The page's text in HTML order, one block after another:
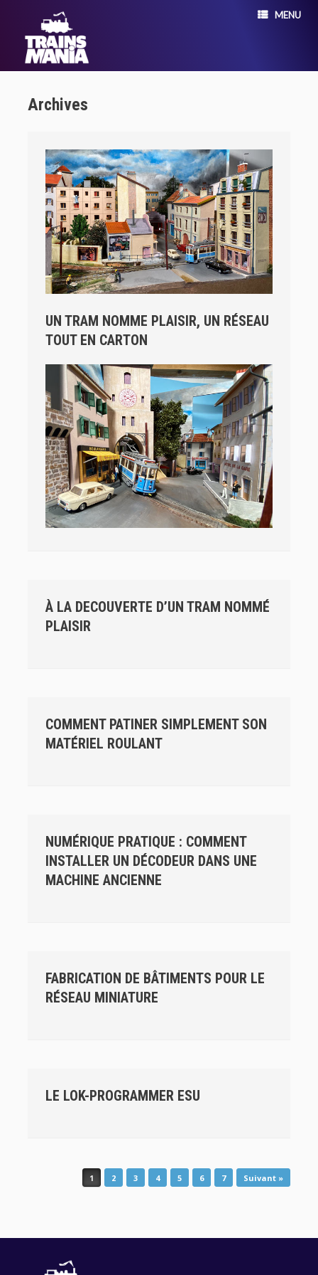
MENU
Archives
UN TRAM NOMME PLAISIR, UN RÉSEAU
TOUT EN CARTON
À LA DECOUVERTE D’UN TRAM NOMMÉ
PLAISIR
COMMENT PATINER SIMPLEMENT SON
MATÉRIEL ROULANT
NUMÉRIQUE PRATIQUE : COMMENT
INSTALLER UN DÉCODEUR DANS UNE
MACHINE ANCIENNE
FABRICATION DE BÂTIMENTS POUR LE
RÉSEAU MINIATURE
LE LOK-PROGRAMMER ESU
Post navigation
1 2 3 4 5 6 7 Suivant »